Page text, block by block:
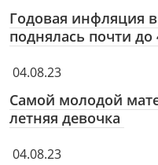
Годовая инфляция
поднялась почти до
04.08.23
Самой молодой
летняя девочка
04.08.23